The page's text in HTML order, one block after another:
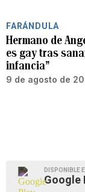
FARÁNDULA
Hermano de
es gay tras
infancia”
9 de agosto de
DISPONIBLE
Google